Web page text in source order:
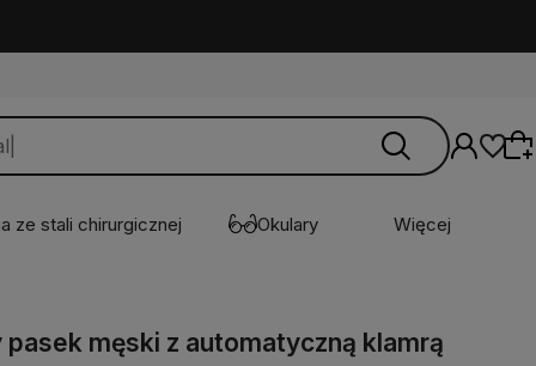
Wybierz coś dla siebie z naszej aktualnej
oferty lub zaloguj się, aby przywrócić dodane
ze stali chirurgicznej Okulary Więcej
pasek męski z automatyczną klamrą